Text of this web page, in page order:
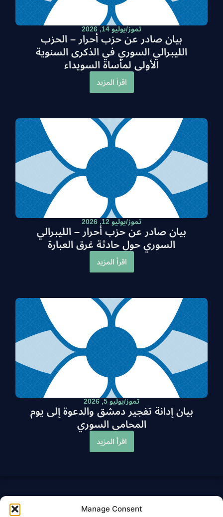
Manage Consent
تموز/يوليو 14, 2026
بيان صادر عن حزب أحرار – الحزب
الليبرالي السوري في الذكرى السنوية
الأولى لمأساة السويداء
اقرأ المزيد
تموز/يوليو 12, 2026
بيان صادر عن حزب أحرار – الليبرالي
السوري حول حادثة غرق العبارة
اقرأ المزيد
تموز/يوليو 5, 2026
بيان إدانة تفجير دمشق والدعوة إلى يوم
المحامي السوري
اقرأ المزيد